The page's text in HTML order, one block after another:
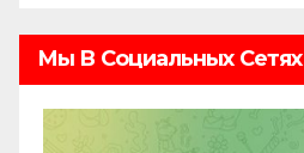
Мы В Социальных Сетях